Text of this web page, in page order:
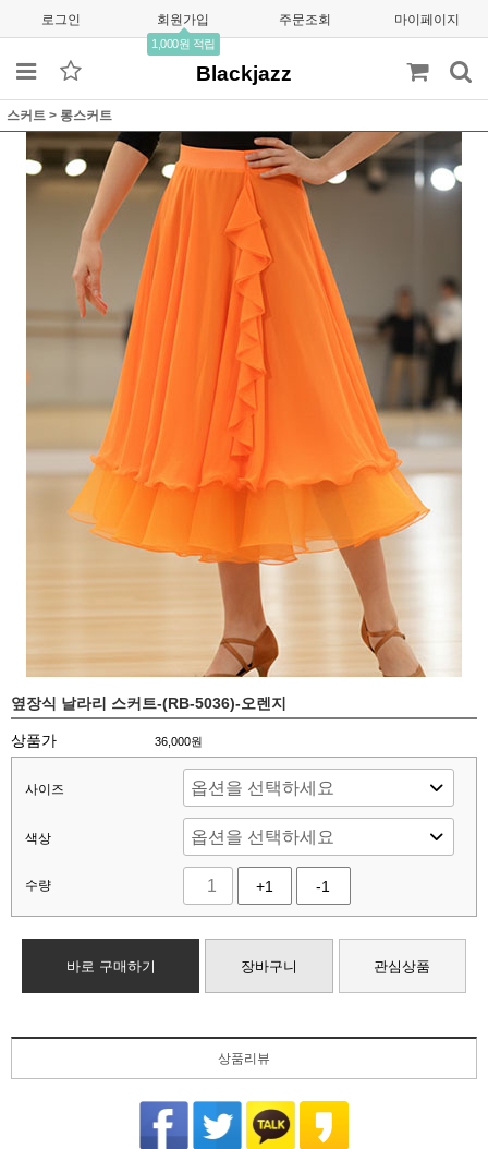
로그인 회원가입
1,000원 적립
주문조회 마이페이지
Blackjazz
스커트 > 롱스커트
옆장식 날라리 스커트-(RB-5036)-오렌지
상품가 36,000원
사이즈
색상
수량 +1 -1
바로 구매하기 장바구니 관심상품
상품리뷰